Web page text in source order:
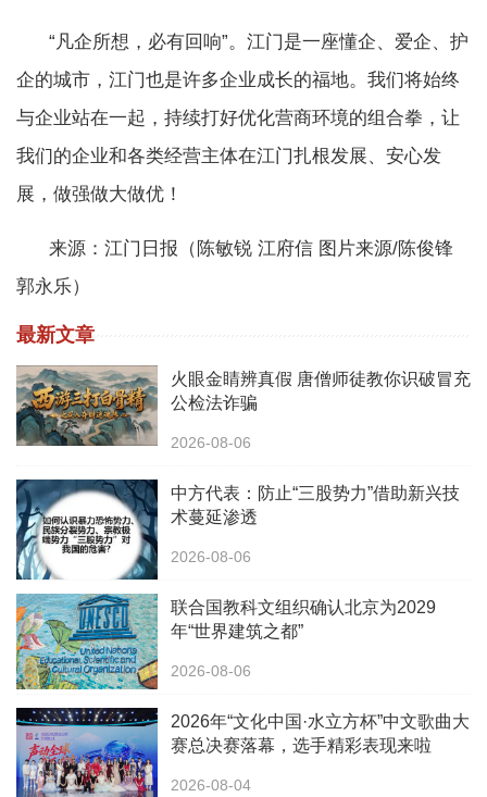
“凡企所想，必有回响”。江门是一座懂企、爱企、护
企的城市，江门也是许多企业成长的福地。我们将始终
与企业站在一起，持续打好优化营商环境的组合拳，让
我们的企业和各类经营主体在江门扎根发展、安心发
展，做强做大做优！
来源：江门日报（陈敏锐 江府信 图片来源/陈俊锋
郭永乐）
最新文章
火眼金睛辨真假 唐僧师徒教你识破冒充
公检法诈骗
2026-08-06
中方代表：防止“三股势力”借助新兴技
术蔓延渗透
2026-08-06
联合国教科文组织确认北京为2029
年“世界建筑之都”
2026-08-06
2026年“文化中国·水立方杯”中文歌曲大
赛总决赛落幕，选手精彩表现来啦
2026-08-04